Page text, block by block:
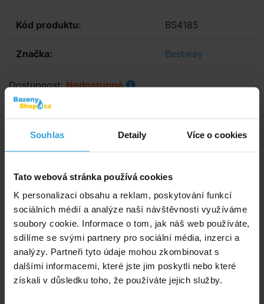
Souhlas Detaily Více o cookies
Tato webová stránka používá cookies
K personalizaci obsahu a reklam, poskytování funkcí
sociálních médií a analýze naší návštěvnosti využíváme
soubory cookie. Informace o tom, jak náš web používáte,
sdílíme se svými partnery pro sociální média, inzerci a
analýzy. Partneři tyto údaje mohou zkombinovat s
dalšími informacemi, které jste jim poskytli nebo které
získali v důsledku toho, že používáte jejich služby.
Kód produktu: BS4185
Značka: Bestway
Dostupnost:Nedostupné
Hlídat dostupnost
Podrobný popis
Podrobný popis
Krycí plachta na bazén Bestway obdélník 2,21 × 1,50m.
Vhodné pro bazény Bestway s kovovou konstrukcí.